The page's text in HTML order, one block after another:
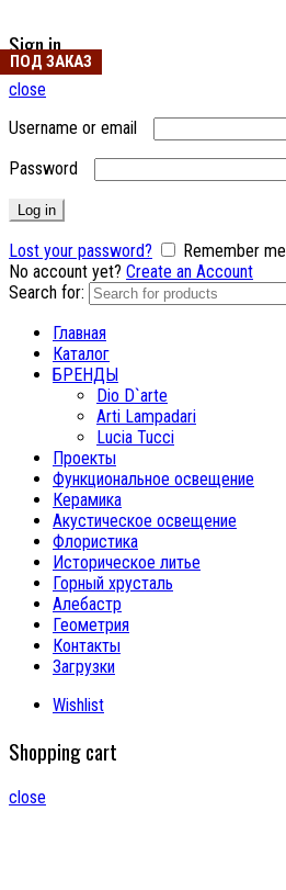
Sign in
close
Username or email
Password
Log in
Lost your password?
Remember me
No account yet? Create an Account
Search for:
Главная
Каталог
БРЕНДЫ
Dio D`arte
Arti Lampadari
Lucia Tucci
Проекты
Функциональное освещение
Керамика
Акустическое освещение
Флористика
Историческое литье
Горный хрусталь
Алебастр
Геометрия
Контакты
Загрузки
Wishlist
Shopping cart
close
ПОД ЗАКАЗ